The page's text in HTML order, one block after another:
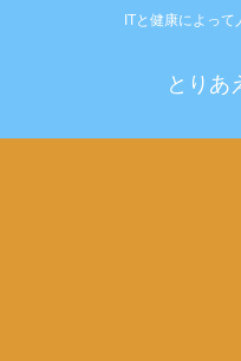
ITと健康によっ
とりあ